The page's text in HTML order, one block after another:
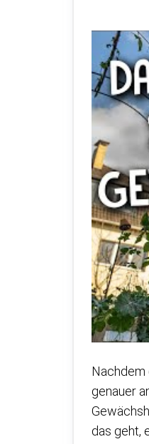
Nachdem
genauer
das geht,